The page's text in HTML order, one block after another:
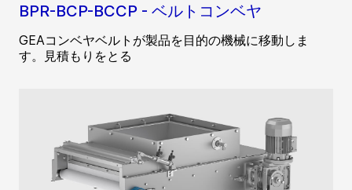
BPR-BCP-BCCP - ベルトコンベヤ
GEAコンベヤベルトが製品を目的の機械に移動しま
す。見積もりをとる